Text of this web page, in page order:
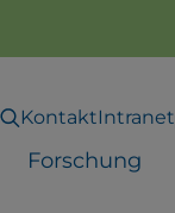
KontaktIntranet
Forschung